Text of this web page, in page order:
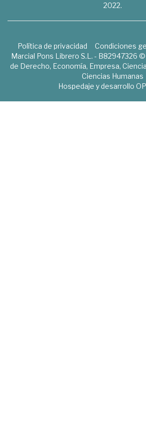
2022.
Política de privacidad Condiciones
Marcial Pons Librero S.L. - B82947326
de Derecho, Economía, Empresa,
Ciencias Humanas
Hospedaje y desarrollo